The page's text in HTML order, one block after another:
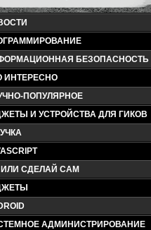
БЕЗОПАСНОСТЬ
ИНТЕРЕСНО
ПОПУЛЯРНОЕ
И УСТРОЙСТВА ДЛЯ ГИКОВ
ИЛИ СДЕЛАЙ САМ
АДМИНИСТРИРОВАНИЕ